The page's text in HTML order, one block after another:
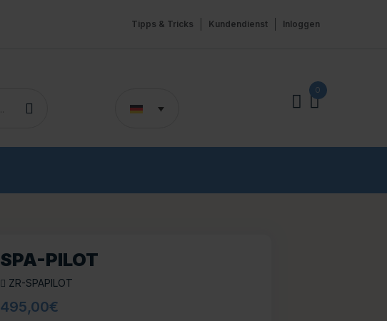
Inloggen
Kundendienst
Tipps & Tricks
0
SPA-PILOT
ZR-SPAPILOT
495,00€